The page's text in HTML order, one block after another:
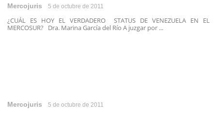
Mercojuris 5 de octubre de 2011
¿CUÁL ES HOY EL VERDADERO STATUS DE VENEZUELA EN EL
MERCOSUR? Dra. Marina García del Río A juzgar por ...
Mercojuris 5 de octubre de 2011